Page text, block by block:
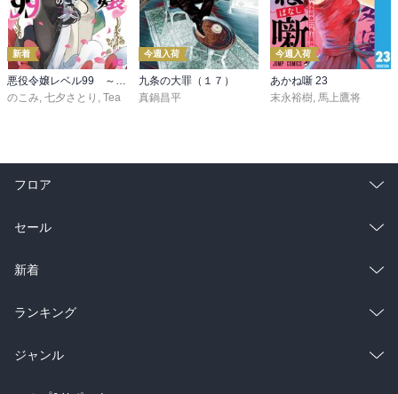
新着
のこみ 七夕さとり Tea
今週入荷
九条の大罪（１７）
真鍋昌平
今週入荷
あかね噺 23
末永裕樹 馬上鷹将
フロア
総合
ラノベ
雑誌・グラビア
BL・TL
セール
総合
ラノベ
雑誌・グラビア
BL・TL
新着
総合
ラノベ
ランキング
総合
ジャンル